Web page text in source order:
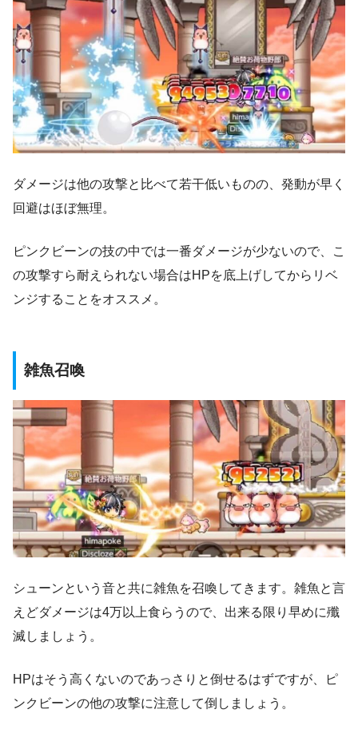
ダメージは他の攻撃と比べて若干低いものの、発動が早く
回避はほぼ無理。
ピンクビーンの技の中では一番ダメージが少ないので、こ
の攻撃すら耐えられない場合はHPを底上げしてからリベ
ンジすることをオススメ。
雑魚召喚
シューンという音と共に雑魚を召喚してきます。雑魚と言
えどダメージは4万以上食らうので、出来る限り早めに殲
滅しましょう。
HPはそう高くないのであっさりと倒せるはずですが、ピ
ンクビーンの他の攻撃に注意して倒しましょう。